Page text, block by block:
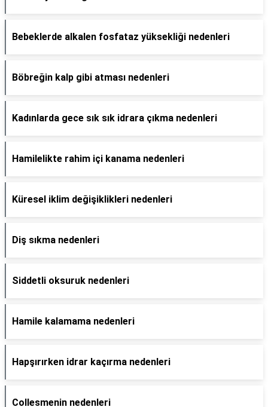
Bebeklerde alkalen fosfataz yüksekliği nedenleri
Böbreğin kalp gibi atması nedenleri
Kadınlarda gece sık sık idrara çıkma nedenleri
Hamilelikte rahim içi kanama nedenleri
Küresel iklim değişiklikleri nedenleri
Diş sıkma nedenleri
Siddetli oksuruk nedenleri
Hamile kalamama nedenleri
Hapşırırken idrar kaçırma nedenleri
Collesmenin nedenleri